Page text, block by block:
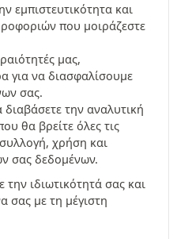
εμπιστευτικότητα και
που μοιράζεστε
μας,
για να διασφαλίσουμε
σας.
την αναλυτική
θα βρείτε όλες τις
χρήση και
σας δεδομένων.
ιδιωτικότητά σας και
σας με τη μέγιστη